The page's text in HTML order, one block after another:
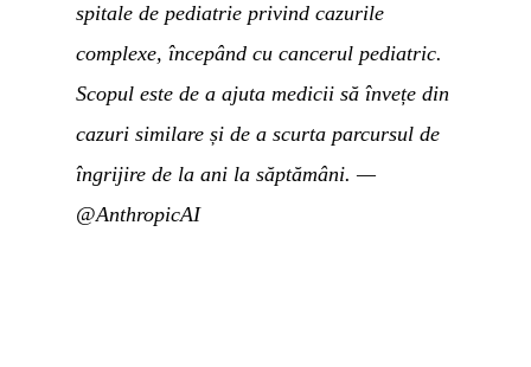
spitale de pediatrie privind cazurile
complexe, începând cu cancerul pediatric.
Scopul este de a ajuta medicii să învețe din
cazuri similare și de a scurta parcursul de
îngrijire de la ani la săptămâni. —
@AnthropicAI